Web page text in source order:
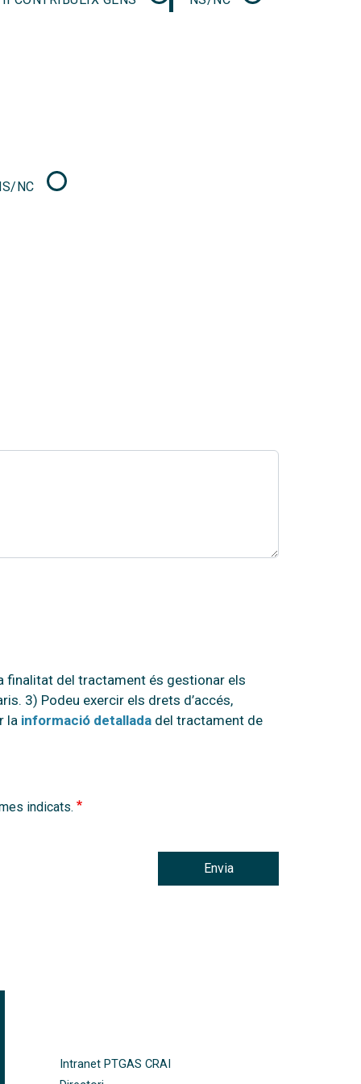
NC
finalitat del tractament és gestionar els
3) Podeu exercir els drets d’accés,
la informació detallada del tractament de
indicats.
Envia
Intranet PTGAS CRAI